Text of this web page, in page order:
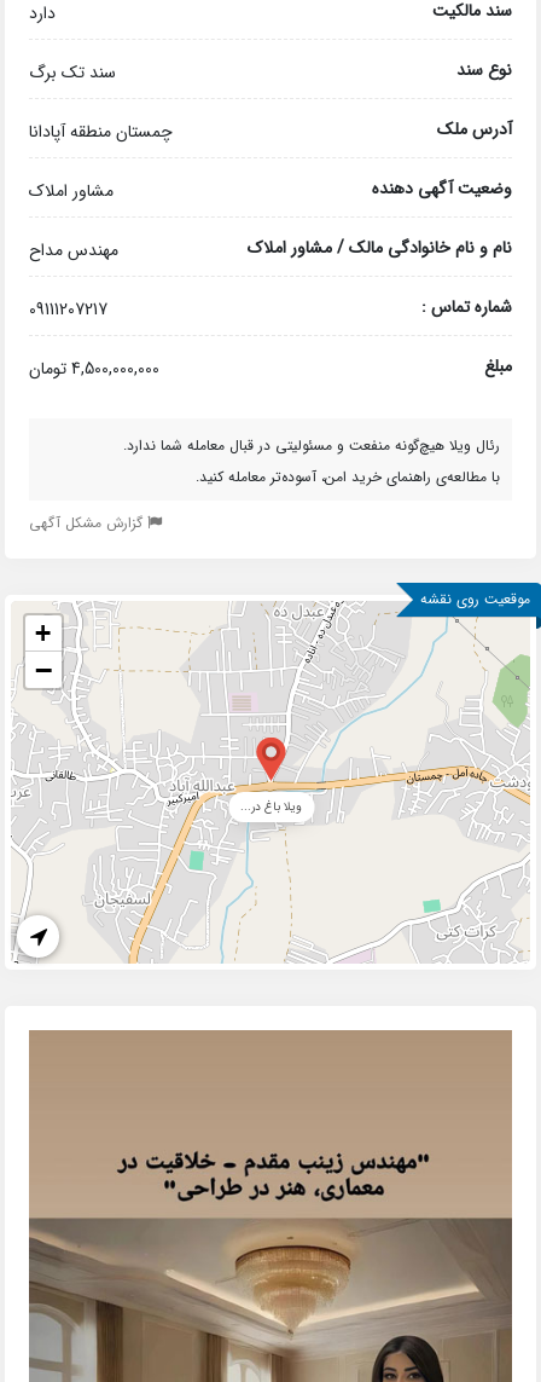
سند مالکیت دارد
نوع سند سند تک برگ
آدرس ملک چمستان منطقه آپادانا
وضعیت آگهی دهنده مشاور املاک
نام و نام خانوادگی مالک / مشاور املاک مهندس مداح
شماره تماس : 09111207217
مبلغ 4,500,000,000 تومان
رئال ویلا هیچ‌گونه منفعت و مسئولیتی در قبال معامله شما ندارد.
با مطالعه‌ی راهنمای خرید امن، آسوده‌تر معامله کنید.
گزارش مشکل آگهی
موقعیت روی نقشه
ویلا باغ در...
+
−